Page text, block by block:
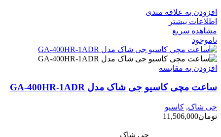
افزودن به علاقه مندی
اطلاعات بیشتر
مشاهده سریع
ناموجود
افزودن به مقایسه
ساعت مچی کاسیو جی شاک مدل GA-400HR-1ADR
جی شاک, کاسیو
تومان11,506,000
جی شاک